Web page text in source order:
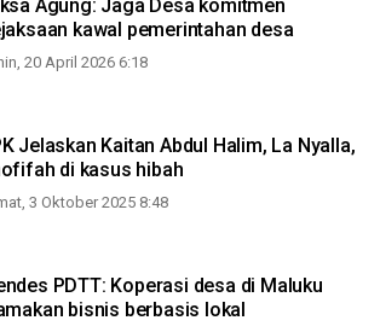
Agung: Jaga Desa komitmen
kawal pemerintahan desa
20 April 2026 6:18
La Nyalla,
di kasus hibah
3 Oktober 2025 8:48
PDTT: Koperasi desa di Maluku
bisnis berbasis lokal